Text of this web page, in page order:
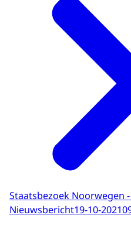
Staatsbezoek Noorwegen
Nieuwsbericht19-10-2021